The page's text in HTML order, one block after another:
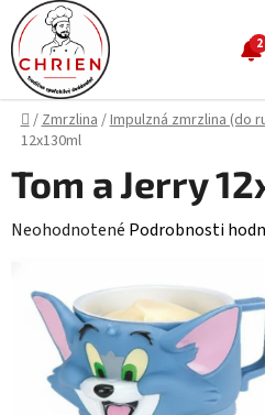
Prejsť na obsah
2
Domov
/Zmrzlina/Impulzná zmrzlina (do
12x130ml
Tom a Jerry
Priemerné hodnotenie produktu je
Neohodnotené Podrobnosti